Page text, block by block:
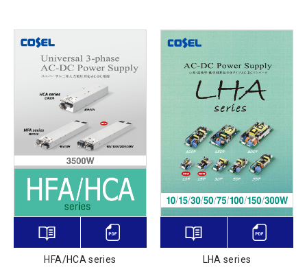
HFA/HCA series LHA series